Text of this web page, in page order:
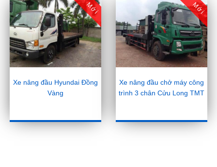
Mới
Xe nâng đầu Hyundai Đồng
Vàng
Mới
Xe nâng đầu chở máy công
trình 3 chân Cửu Long TMT